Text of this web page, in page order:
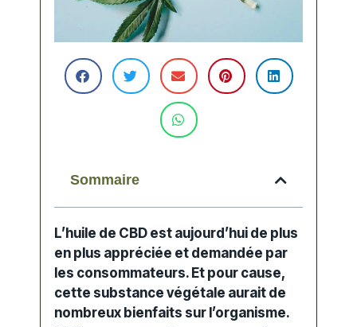
Sommaire
L’huile de CBD est aujourd’hui de plus
en plus appréciée et demandée par
les consommateurs. Et pour cause,
cette substancevégétale aurait de
nombreux bienfaits sur l’organisme.